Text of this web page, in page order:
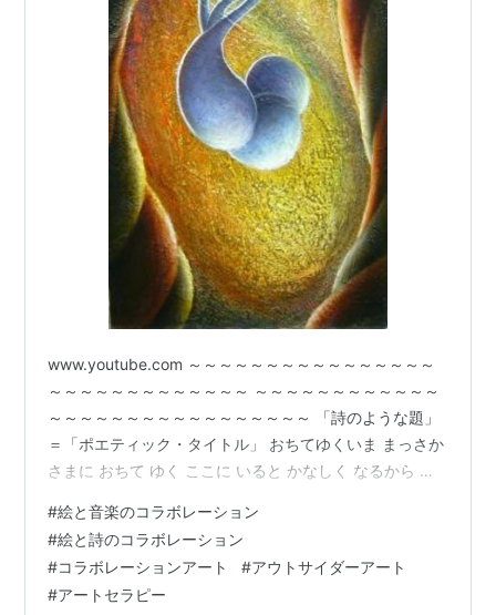
www.youtube.com ～～～～～～～～～～～～～～～～
～～～～～～～～～～～～～ ～～～～～～～～～～～～
～～～～～～～～～～～～～～～～～ 「詩のような題」
＝「ポエティック・タイトル」 おちてゆくいま まっさか
さまに おちて ゆく ここに いると かなしく なるから な
ている だから ぼくは なんだか とっても たのしく なって
なんだか とっても おかしく なって 『いま おどりながら
そこに おちて いくとこ』 ～～～～～～～～～～～～～
～～～～～～～～～～～～～～～～ ※『 』 の中は「題の
#絵と音楽のコラボレーション
#絵と詩のコラボレーション
#コラボレーションアート #アウトサイダーアート
#アートセラピー